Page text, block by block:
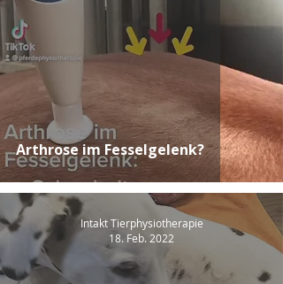
Arthrose im Fesselgelenk?
Intakt Tierphysiotherapie
18. Feb. 2022